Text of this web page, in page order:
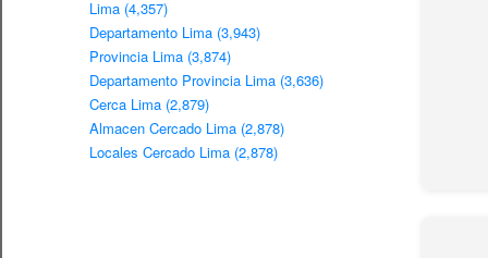
Lima (4,357)
Departamento Lima (3,943)
Provincia Lima (3,874)
Departamento Provincia Lima (3,636)
Cerca Lima (2,879)
Almacen Cercado Lima (2,878)
Locales Cercado Lima (2,878)